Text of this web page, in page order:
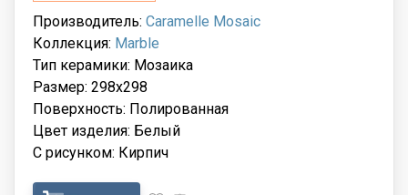
Производитель: Caramelle Mosaic
Коллекция: Marble
Тип керамики: Мозаика
Размер: 298x298
Поверхность: Полированная
Цвет изделия: Белый
С рисунком: Кирпич